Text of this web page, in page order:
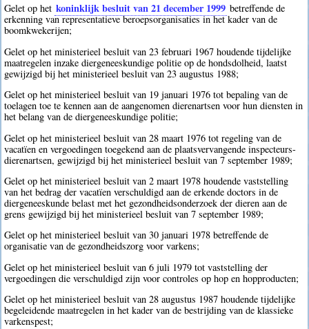
Gelet op het koninklijk besluit van 21 december 1999 betreffende de
erkenning van representatieve beroepsorganisaties in het kader van de
boomkwekerijen;
Gelet op het ministerieel besluit van 23 februari 1967 houdende tijdelijke
maatregelen inzake diergeneeskundige politie op de hondsdolheid, laatst
gewijzigd bij het ministerieel besluit van 23 augustus 1988;
Gelet op het ministerieel besluit van 19 januari 1976 tot bepaling van de
toelagen toe te kennen aan de aangenomen dierenartsen voor hun diensten in
het belang van de diergeneeskundige politie;
Gelet op het ministerieel besluit van 28 maart 1976 tot regeling van de
vacatïen en vergoedingen toegekend aan de plaatsvervangende inspecteurs-
dierenartsen, gewijzigd bij het ministerieel besluit van 7 september 1989;
Gelet op het ministerieel besluit van 2 maart 1978 houdende vaststelling
van het bedrag der vacatïen verschuldigd aan de erkende doctors in de
diergeneeskunde belast met het gezondheidsonderzoek der dieren aan de
grens gewijzigd bij het ministerieel besluit van 7 september 1989;
Gelet op het ministerieel besluit van 30 januari 1978 betreffende de
organisatie van de gezondheidszorg voor varkens;
Gelet op het ministerieel besluit van 6 juli 1979 tot vaststelling der
vergoedingen die verschuldigd zijn voor controles op hop en hopproducten;
Gelet op het ministerieel besluit van 28 augustus 1987 houdende tijdelijke
begeleidende maatregelen in het kader van de bestrijding van de klassieke
varkenspest;